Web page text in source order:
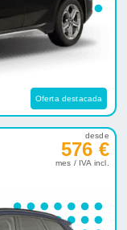
Oferta destacada
desde
576 €
mes / IVA incl.